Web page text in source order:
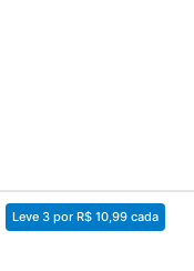
Leve 3 por R$ 10,99 cada